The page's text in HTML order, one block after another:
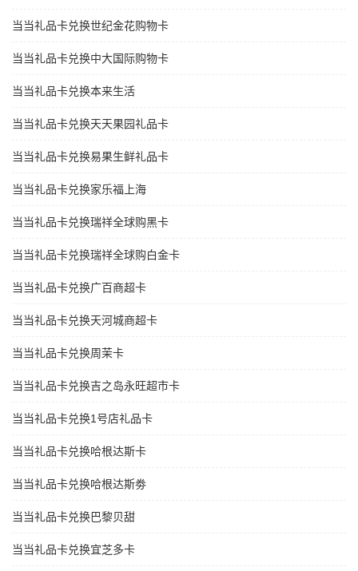
当当礼品卡兑换世纪金花购物卡
当当礼品卡兑换中大国际购物卡
当当礼品卡兑换本来生活
当当礼品卡兑换天天果园礼品卡
当当礼品卡兑换易果生鲜礼品卡
当当礼品卡兑换家乐福上海
当当礼品卡兑换瑞祥全球购黑卡
当当礼品卡兑换瑞祥全球购白金卡
当当礼品卡兑换广百商超卡
当当礼品卡兑换天河城商超卡
当当礼品卡兑换周茉卡
当当礼品卡兑换吉之岛永旺超市卡
当当礼品卡兑换1号店礼品卡
当当礼品卡兑换哈根达斯卡
当当礼品卡兑换哈根达斯劵
当当礼品卡兑换巴黎贝甜
当当礼品卡兑换宜芝多卡